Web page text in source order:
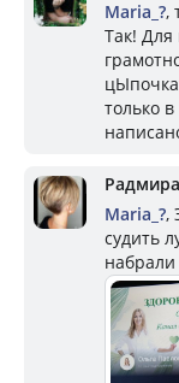
Mariа_?,
Так! Для
только
Радмира
Mariа_?,
судить